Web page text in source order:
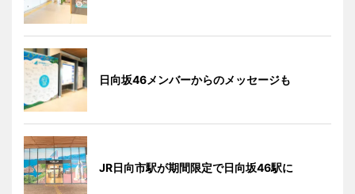
日向坂46メンバーからのメッセージも
JR日向市駅が期間限定で日向坂46駅に